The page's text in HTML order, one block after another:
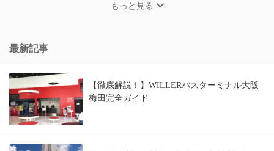
もっと見る
最新記事
【徹底解説！】WILLERバスターミナル大阪
梅田完全ガイド